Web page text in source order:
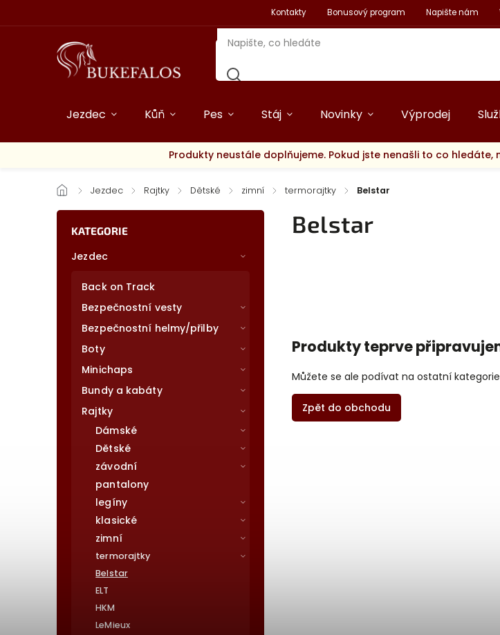
Kontakty Bonusový program Napište nám
Jezdec Kůň Pes Stáj Novinky Výprodej
Produkty neustále doplňujeme. Pokud jste nenašli to co
/ Jezdec / Rajtky / Dětské / zimní / termorajtky / Belstar
KATEGORIE
Jezdec
Back on Track
Bezpečnostní vesty
Bezpečnostní helmy/přilby
Boty
Minichaps
Bundy a kabáty
Rajtky
Dámské
Dětské
závodní
pantalony
legíny
klasické
zimní
termorajtky
Belstar
ELT
HKM
LeMieux
Belstar
Produkty teprve
Můžete se ale podívat na ostatní
Zpět do obchodu